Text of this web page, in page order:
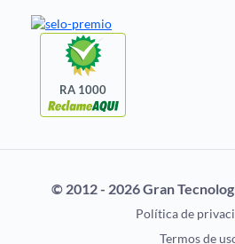
Questões de Concurso
CONCURSOS POR
RA 1000
© 2012 - 2026 Gran
Política de
Termos de